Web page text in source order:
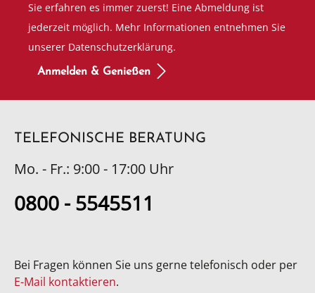
Sie erfahren es immer zuerst! Eine Abmeldung ist
jederzeit möglich. Mehr Informationen entnehmen Sie
unserer Datenschutzerklärung.
Anmelden & Genießen
TELEFONISCHE BERATUNG
Mo. - Fr.: 9:00 - 17:00 Uhr
0800 - 5545511
Bei Fragen können Sie uns gerne telefonisch oder per
E-Mail kontaktieren.